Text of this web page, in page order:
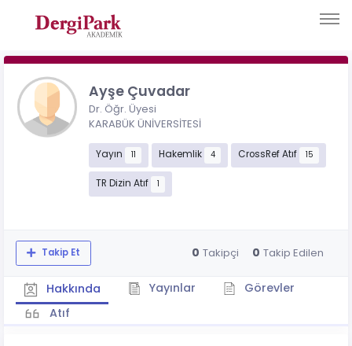
Ayşe Çuvadar
Dr. Öğr. Üyesi
KARABÜK ÜNİVERSİTESİ
Yayın 11 Hakemlik 4 CrossRef Atıf 15
TR Dizin Atıf 1
Takip Et 0 Takipçi 0 Takip Edilen
Hakkında Yayınlar
Görevler
Atıf